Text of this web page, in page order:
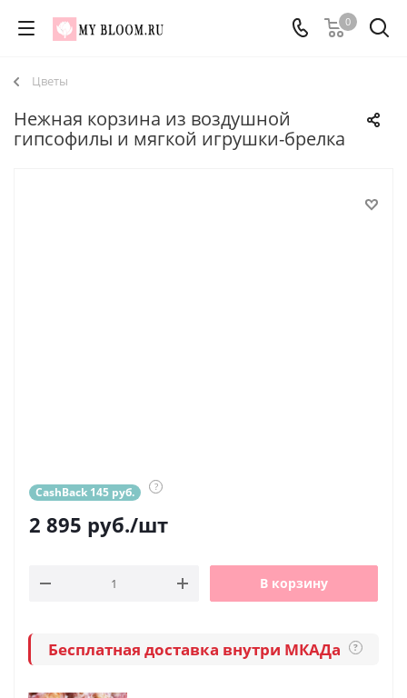
0
Цветы
Нежная корзина из воздушной
гипсофилы и мягкой игрушки-брелка
CashBack 145 руб. ?
2 895 руб./шт
В корзину
Бесплатная доставка внутри МКАДа ?